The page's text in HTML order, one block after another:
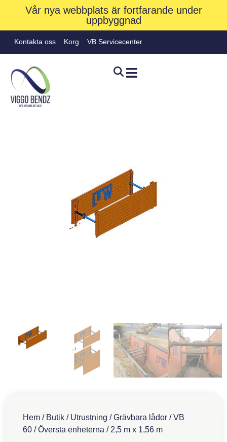
Vår nya webbplats är fortfarande under
uppbyggnad
Kontakta oss Korg VB Servicecenter
Hem / Butik / Utrustning /Grävbara lådor /VB
60 /Översta enheterna / 2,5 m x 1,56 m